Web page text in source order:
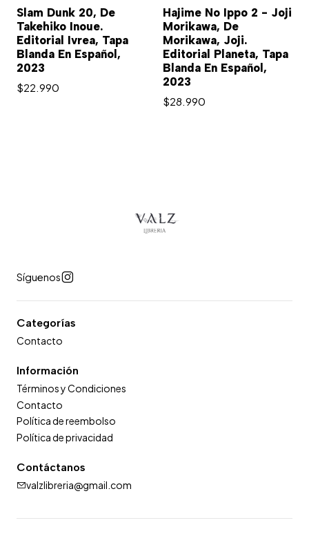
Slam Dunk 20, De
Takehiko Inoue.
Editorial Ivrea, Tapa
Blanda En Español,
2023
$22.990
Hajime No Ippo 2 - Joji
Morikawa, De
Morikawa, Joji.
Editorial Planeta, Tapa
Blanda En Español,
2023
$28.990
Síguenos
Categorías
Contacto
Información
Términos y Condiciones
Contacto
Política de reembolso
Política de privacidad
Contáctanos
valzlibreria@gmail.com